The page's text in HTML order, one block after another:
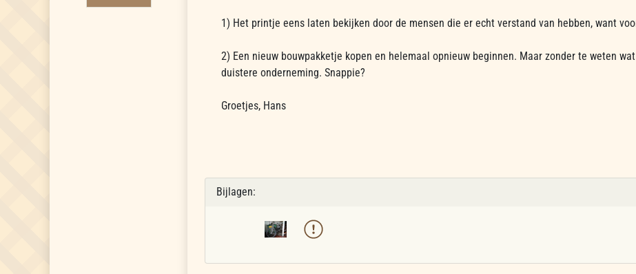
1) Het printje eens laten bekijken door de mensen die er echt verstand van hebben, want
2) Een nieuw bouwpakketje kopen en helemaal opnieuw beginnen. Maar zonder te weten
duistere onderneming. Snappie?
Groetjes, Hans
Bijlagen: